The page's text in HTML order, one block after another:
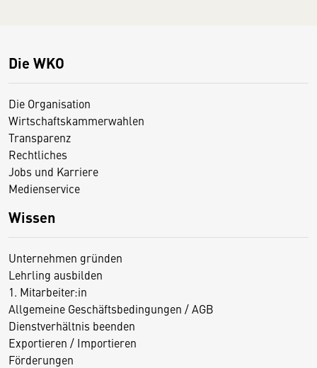
Die WKO
Die Organisation
Wirtschaftskammerwahlen
Transparenz
Rechtliches
Jobs und Karriere
Medienservice
Wissen
Unternehmen gründen
Lehrling ausbilden
1. Mitarbeiter:in
Allgemeine Geschäftsbedingungen / AGB
Dienstverhältnis beenden
Exportieren / Importieren
Förderungen